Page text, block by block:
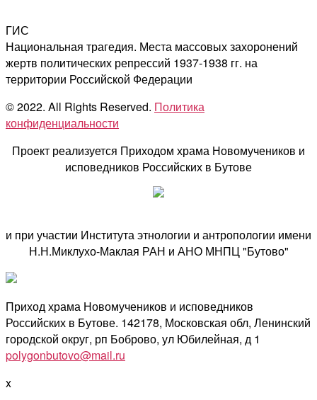
ГИС
Национальная трагедия. Места массовых захоронений
жертв политических репрессий 1937-1938 гг. на
территории Российской Федерации
© 2022. All Rights Reserved. Политика
конфиденциальности
Проект реализуется Приходом храма Новомучеников и
исповедников Российских в Бутове
и при участии Института этнологии и антропологии имени
Н.Н.Миклухо-Маклая РАН и АНО МНПЦ "Бутово"
Приход храма Новомучеников и исповедников
Российских в Бутове. 142178, Московская обл, Ленинский
городской округ, рп Боброво, ул Юбилейная, д 1
polygonbutovo@mail.ru
x